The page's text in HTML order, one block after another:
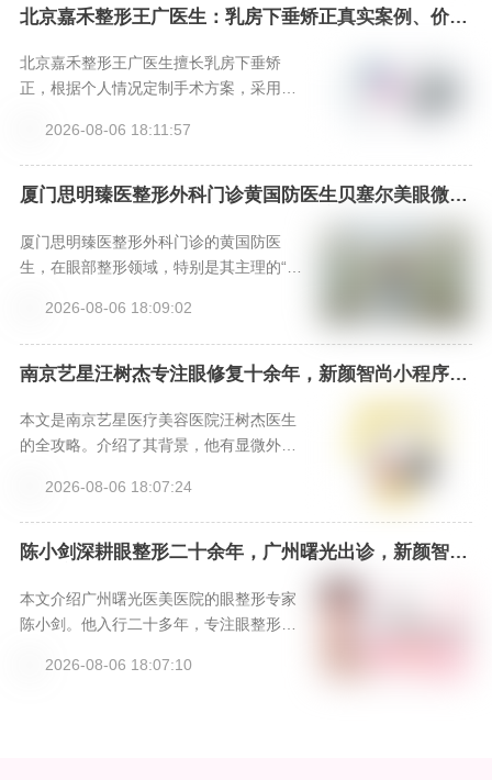
6）的高效预约方式，助你安心开启眼部年
北京嘉禾整形王广医生：乳房下垂矫正真实案例、价格
速！-新颜智尚小程序一键预约！
北京嘉禾整形王广医生擅长乳房下垂矫
正，根据个人情况定制手术方案，采用微
拉与丰满。医院提供专业术后护理，确保
效果自然、恢复顺利。想预约面诊，请通
过新颜智尚小程序加急热线咨询。
2026-08-06 18:11:57
厦门思明臻医整形外科门诊黄国防医生贝塞尔美眼微创
厦门思明臻医整形外科门诊的黄国防医
生，在眼部整形领域，特别是其主理的“贝
合个性化美学设计与微创生理优势，形成
了独特竞争力。其口碑源于扎实的专业背
景、精细化的手术案例以及追求自然和谐
较快眼整形效果的求美者而言，是一个值
得深入考察的专业选择。
2026-08-06 18:09:02
南京艺星汪树杰专注眼修复十余年，新颜智尚小程序一
本文是南京艺星医疗美容医院汪树杰医生
的全攻略。介绍了其背景，他有显微外科
术特色，如器械、缝合等优势；给出价格
参考，性价比高且有福利；提供三种预约
方式。汪医生技术和经验出色，适合做复
预约。
2026-08-06 18:07:24
陈小剑深耕眼整形二十余年，广州曙光出诊，新颜智尚
本文介绍广州曙光医美医院的眼整形专家
陈小剑。他入行二十多年，专注眼整形领
难度眼修复、初眼双眼皮等项目，有三大
2026-08-06 18:07:10